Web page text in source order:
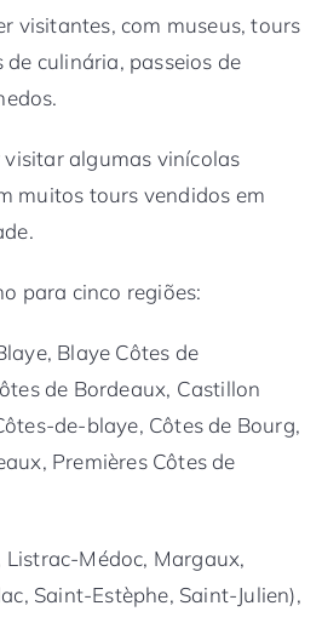
visitantes, com museus, tours
culinária, passeios de
algumas vinícolas
muitos tours vendidos em
para cinco regiões:
Blaye Côtes de
de Bordeaux, Castillon
de-blaye, Côtes de Bourg,
Premières Côtes de
Médoc, Margaux,
Saint-Estèphe, Saint-Julien),